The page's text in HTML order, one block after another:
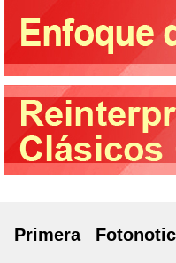
Primera